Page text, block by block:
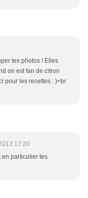
tes photos ! Elles
on est fan de citron
pour les recettes : )<br
17:20
en particulier tes